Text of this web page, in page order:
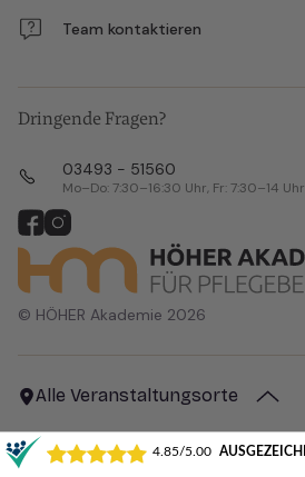
Team kontaktieren
Dringende Fragen?
03493 - 51560
Mo–Do: 7:30–16:30 Uhr, Fr: 7:30–14 Uhr
© HÖHER Akademie 2026
Alle Veranstaltungsorte